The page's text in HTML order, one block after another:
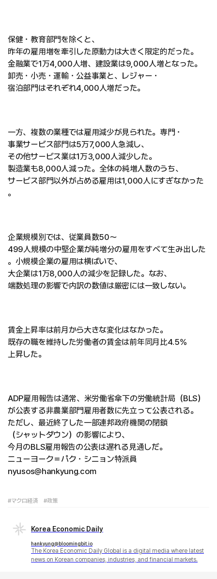
保健・教育部門を除くと、
昨年の雇用増を牽引した原動力は大きく限定的だった。
金融業で1万4,000人増、建設業は9,000人増となった。
卸売・小売・運輸・公益事業と、レジャー・
宿泊部門はそれぞれ4,000人増だった。
一方、複数の業種では雇用減少が見られた。専門・
事業サービス部門は5万7,000人急減し、
その他サービス業は1万3,000人減少した。
製造業も8,000人減った。全体の純増人数のうち、
サービス部門以外が占める雇用は1,000人にすぎなかった
。
企業規模別では、従業員数50〜
499人規模の中堅企業が純増分の雇用をすべて生み出した
。小規模企業の雇用は横ばいで、
大企業は1万8,000人の減少を記録した。なお、
端数処理の影響で内訳の数値は厳密には一致しない。
賃金上昇率は前月から大きな変化はなかった。
既存の職を維持した労働者の賃金は前年同月比4.5%
上昇した。
ADP雇用報告は通常、米労働省傘下の労働統計局（BLS）
が公表する非農業部門雇用者数に先立って公表される。
ただし、最近終了した一部連邦政府機関の閉鎖
（シャットダウン）の影響により、
今月のBLS雇用報告の公表は遅れる見通しだ。
ニューヨーク＝パク・シニョン特派員
nyusos@hankyung.com
#マクロ経済 #政策
Korea Economic Daily
hankyung@bloomingbit.io
The Korea Economic Daily Global is a digital media where latest
news on Korean companies, industries, and financial markets.